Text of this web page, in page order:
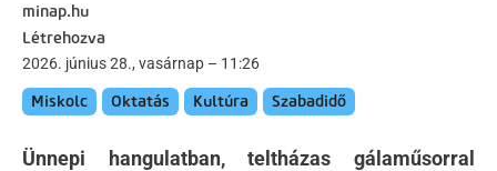
minap.hu
Létrehozva
2026. június 28., vasárnap – 11:26
Miskolc Oktatás Kultúra Szabadidő
Ünnepi hangulatban, teltházas gálaműsorral